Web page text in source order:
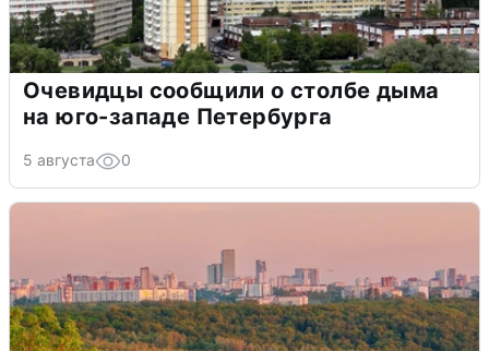
Очевидцы сообщили о столбе дыма
на юго-западе Петербурга
5 августа 0